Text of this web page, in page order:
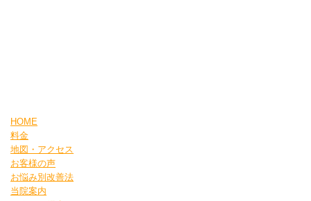
HOME
料金
地図・アクセス
お客様の声
お悩み別改善法
当院案内